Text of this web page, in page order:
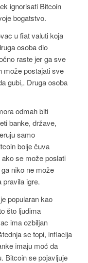
ignorisati Bitcoin
bogatstvo.
u fiat valuti koja
osoba dio
raste jer ga sve
može postajati sve
gubi,. Druga osoba
odmah biti
banke, države,
samo
bolje čuva
se može poslati
niko ne može
pravila igre.
popularan kao
što ljudima
ima ozbiljan
se topi, inflacija
imaju moć da
Bitcoin se pojavljuje